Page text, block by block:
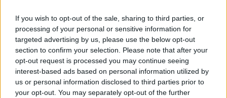
If you wish to opt-out of the sale, sharing to third parties, or
processing of your personal or sensitive information for
targeted advertising by us, please use the below opt-out
section to confirm your selection. Please note that after your
opt-out request is processed you may continue seeing
interest-based ads based on personal information utilized by
us or personal information disclosed to third parties prior to
your opt-out. You may separately opt-out of the further